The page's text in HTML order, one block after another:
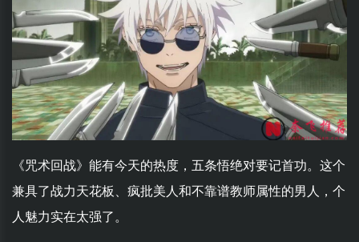
《咒术回战》能有今天的热度，五条悟绝对要记首功。这个
兼具了战力天花板、疯批美人和不靠谱教师属性的男人，个
人魅力实在太强了。